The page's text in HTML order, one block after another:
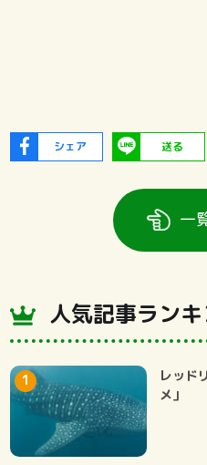
シェア 送る
一
人気記事ラン
レッド
メ」